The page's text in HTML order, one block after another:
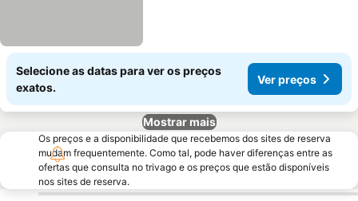
Selecione as datas para ver os preços
exatos.
Ver preços
Mostrar mais
Os preços e a disponibilidade que recebemos dos sites de reserva
mudam frequentemente. Como tal, pode haver diferenças entre as
ofertas que consulta no trivago e os preços que estão disponíveis
nos sites de reserva.